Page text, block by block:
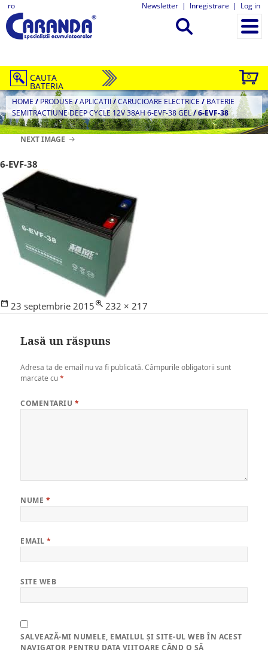
ro Newsletter | Inregistrare | Log in
0
CAUTA
BATERIA
HOME / PRODUSE/APLICATII/CARUCIOARE ELECTRICE / BATERIE
SEMITRACTIUNE DEEP CYCLE 12V 38AH 6-EVF-38 GEL/6-EVF-38
NEXT IMAGE
6-EVF-38
Posted
23 septembrie 2015
Full
232 × 217
Lasă un răspuns
Adresa ta de email nu va fi publicată. Câmpurile obligatorii sunt
marcate cu*
COMENTARIU *
NUME *
EMAIL*
SITE WEB
SALVEAZĂ-MI NUMELE, EMAILUL ȘI SITE-UL WEB ÎN ACEST
NAVIGATOR PENTRU DATA VIITOARE CÂND O SĂ